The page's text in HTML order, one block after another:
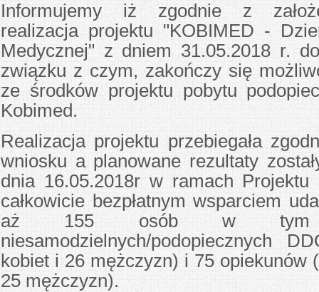
Informujemy iż zgodnie z
realizacja projektu "KOBIMED -
Medycznej" z dniem 31.05.2018 r.
związku z czym, zakończy się
ze środków projektu pobytu
Kobimed.
Realizacja projektu przebiegała
wniosku a planowane rezultaty
dnia 16.05.2018r w ramach Projektu
całkowicie bezpłatnym wsparciem
aż 155 osób w
niesamodzielnych/podopiecznych
kobiet i 26 mężczyzn) i 75 opiekunów
25 mężczyzn).